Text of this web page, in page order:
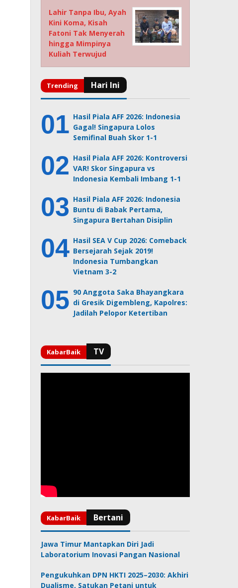
Lahir Tanpa Ibu, Ayah
Kini Koma, Kisah
Fatoni Tak Menyerah
hingga Mimpinya
Kuliah Terwujud
Hasil Piala AFF 2026: Indonesia
Gagal! Singapura Lolos
Semifinal Buah Skor 1-1
Hasil Piala AFF 2026: Kontroversi
VAR! Skor Singapura vs
Indonesia Kembali Imbang 1-1
Hasil Piala AFF 2026: Indonesia
Buntu di Babak Pertama,
Singapura Bertahan Disiplin
Hasil SEA V Cup 2026: Comeback
Bersejarah Sejak 2019!
Indonesia Tumbangkan
Vietnam 3-2
90 Anggota Saka Bhayangkara
di Gresik Digembleng, Kapolres:
Jadilah Pelopor Ketertiban
Jawa Timur Mantapkan Diri Jadi
Laboratorium Inovasi Pangan Nasional
Pengukuhkan DPN HKTI 2025–2030: Akhiri
Dualisme, Satukan Petani untuk